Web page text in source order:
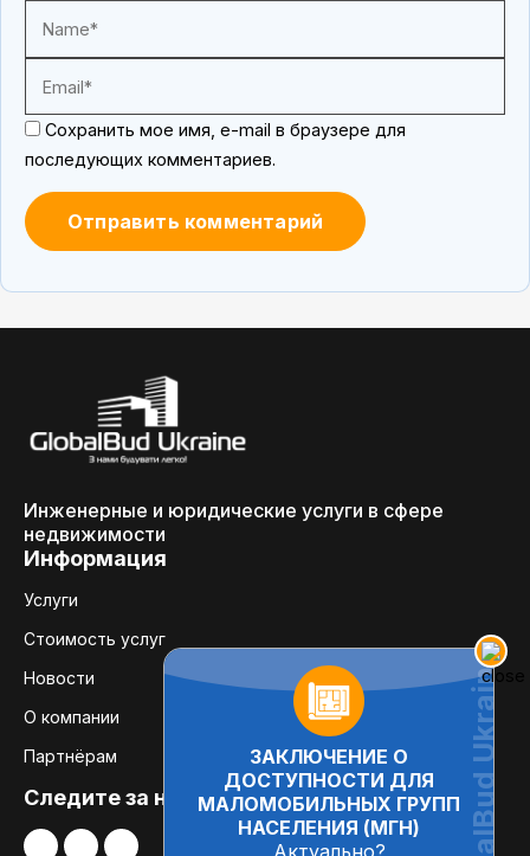
Сохранить мое имя, e-mail в браузере для
последующих комментариев.
ЗАКЛЮЧЕНИЕ О
ДОСТУПНОСТИ ДЛЯ
МАЛОМОБИЛЬНЫХ ГРУПП
НАСЕЛЕНИЯ (МГН)
Актуально?
Инженерные и юридические услуги в сфере
недвижимости
Информация
Услуги
Стоимость услуг
Новости
О компании
Партнёрам
Следите за нами: